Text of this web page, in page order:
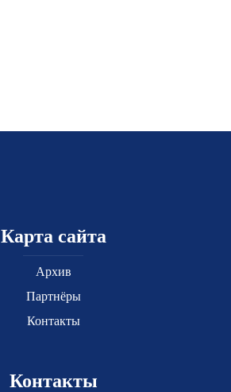
Карта сайта
Архив
Партнёры
Контакты
Контакты